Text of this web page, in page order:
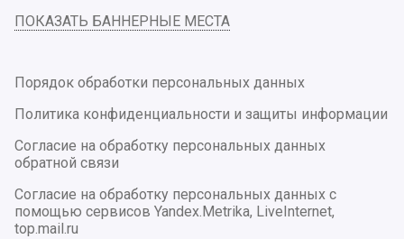
ПОКАЗАТЬ БАННЕРНЫЕ МЕСТА
Порядок обработки персональных данных
Политика конфиденциальности и защиты информации
Согласие на обработку персональных данных
обратной связи
Согласие на обработку персональных данных с
помощью сервисов Yandex.Metrika, LiveInternet,
top.mail.ru